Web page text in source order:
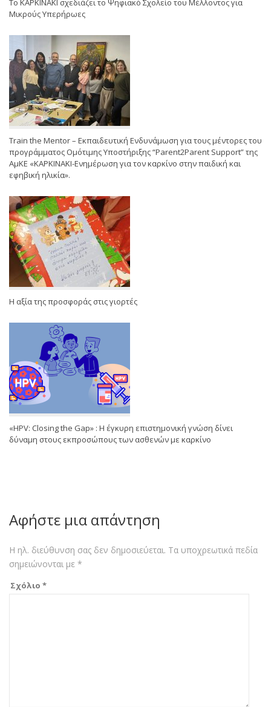
Το ΚΑΡΚΙΝΑΚΙ σχεδιάζει το Ψηφιακό Σχολείο του Μέλλοντος για
Μικρούς Υπερήρωες
Train the Mentor – Εκπαιδευτική Ενδυνάμωση για τους μέντορες του
προγράμματος Ομότιμης Υποστήριξης “Parent2Parent Support” της
ΑμΚΕ «ΚΑΡΚΙΝΑΚΙ-Ενημέρωση για τον καρκίνο στην παιδική και
εφηβική ηλικία».
Η αξία της προσφοράς στις γιορτές
«HPV: Closing the Gap» : Η έγκυρη επιστημονική γνώση δίνει
δύναμη στους εκπροσώπους των ασθενών με καρκίνο
Αφήστε μια απάντηση
Η ηλ. διεύθυνση σας δεν δημοσιεύεται. Τα υποχρεωτικά πεδία
σημειώνονται με *
Σχόλιο *